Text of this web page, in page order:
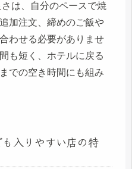
は、自分のペースで焼
加注文、締めのご飯や
わせる必要がありませ
も短く、ホテルに戻る
での空き時間にも組み
入りやすい店の特